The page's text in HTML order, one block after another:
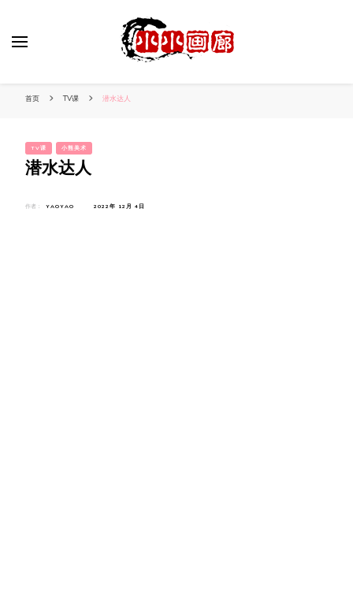
首页 TV课 潜水达人
TV课 小熊美术
潜水达人
作者： YAOYAO 2022年 12月 4日